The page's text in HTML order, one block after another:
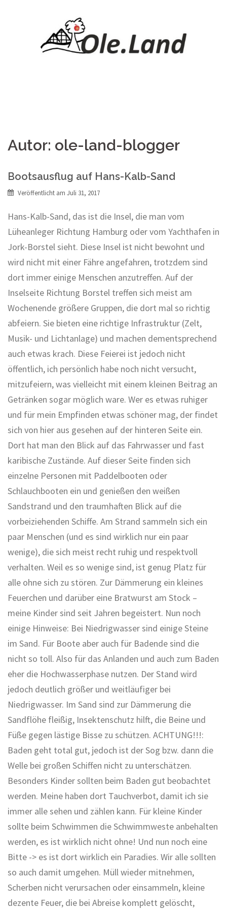
Autor: ole-land-blogger
Bootsausflug auf Hans-Kalb-Sand
Veröffentlicht am Juli 31, 2017
Hans-Kalb-Sand, das ist die Insel, die man vom
Lüheanleger Richtung Hamburg oder vom Yachthafen in
Jork-Borstel sieht. Diese Insel ist nicht bewohnt und
wird nicht mit einer Fähre angefahren, trotzdem sind
dort immer einige Menschen anzutreffen. Auf der
Inselseite Richtung Borstel treffen sich meist am
Wochenende größere Gruppen, die dort mal so richtig
abfeiern. Sie bieten eine richtige Infrastruktur (Zelt,
Musik- und Lichtanlage) und machen dementsprechend
auch etwas krach. Diese Feierei ist jedoch nicht
öffentlich, ich persönlich habe noch nicht versucht,
mitzufeiern, was vielleicht mit einem kleinen Beitrag an
Getränken sogar möglich ware. Wer es etwas ruhiger
und für mein Empfinden etwas schöner mag, der findet
sich von hier aus gesehen auf der hinteren Seite ein.
Dort hat man den Blick auf das Fahrwasser und fast
karibische Zustände. Auf dieser Seite finden sich
einzelne Personen mit Paddelbooten oder
Schlauchbooten ein und genießen den weißen
Sandstrand und den traumhaften Blick auf die
vorbeiziehenden Schiffe. Am Strand sammeln sich ein
paar Menschen (und es sind wirklich nur ein paar
wenige), die sich meist recht ruhig und respektvoll
verhalten. Weil es so wenige sind, ist genug Platz für
alle ohne sich zu stören. Zur Dämmerung ein kleines
Feuerchen und darüber eine Bratwurst am Stock –
meine Kinder sind seit Jahren begeistert. Nun noch
einige Hinweise: Bei Niedrigwasser sind einige Steine
im Sand. Für Boote aber auch für Badende sind die
nicht so toll. Also für das Anlanden und auch zum Baden
eher die Hochwasserphase nutzen. Der Stand wird
jedoch deutlich größer und weitläufiger bei
Niedrigwasser. Im Sand sind zur Dämmerung die
Sandflöhe fleißig, Insektenschutz hilft, die Beine und
Füße gegen lästige Bisse zu schützen. ACHTUNG!!!:
Baden geht total gut, jedoch ist der Sog bzw. dann die
Welle bei großen Schiffen nicht zu unterschätzen.
Besonders Kinder sollten beim Baden gut beobachtet
werden. Meine haben dort Tauchverbot, damit ich sie
immer alle sehen und zählen kann. Für kleine Kinder
sollte beim Schwimmen die Schwimmweste anbehalten
werden, es ist wirklich nicht ohne! Und nun noch eine
Bitte -> es ist dort wirklich ein Paradies. Wir alle sollten
so auch damit umgehen. Müll wieder mitnehmen,
Scherben nicht verursachen oder einsammeln, kleine
dezente Feuer, die bei Abreise komplett gelöscht,